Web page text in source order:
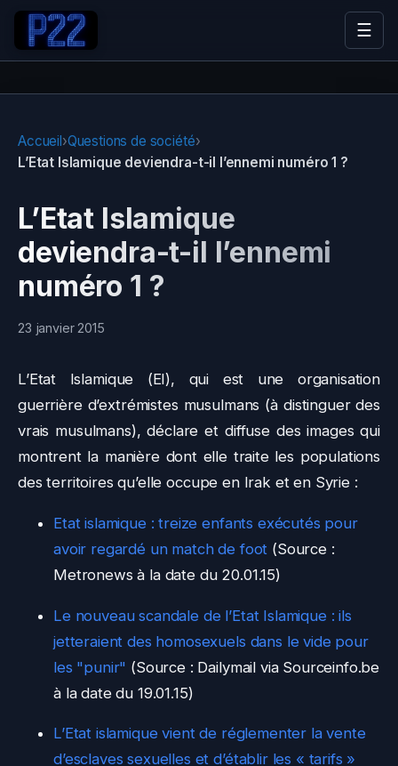
☰
Accueil›Questions de société›
L’Etat Islamique deviendra-t-il l’ennemi numéro 1 ?
L’Etat Islamique
deviendra-t-il l’ennemi
numéro 1 ?
23 janvier 2015
L’Etat Islamique (EI), qui est une organisation
guerrière d’extrémistes musulmans (à distinguer des
vrais musulmans), déclare et diffuse des images qui
montrent la manière dont elle traite les populations
des territoires qu’elle occupe en Irak et en Syrie :
Etat islamique : treize enfants exécutés pour
avoir regardé un match de foot (Source :
Metronews à la date du 20.01.15)
Le nouveau scandale de l’Etat Islamique : ils
jetteraient des homosexuels dans le vide pour
les "punir" (Source : Dailymail via Sourceinfo.be
à la date du 19.01.15)
L’Etat islamique vient de réglementer la vente
d’esclaves sexuelles et d’établir les « tarifs »